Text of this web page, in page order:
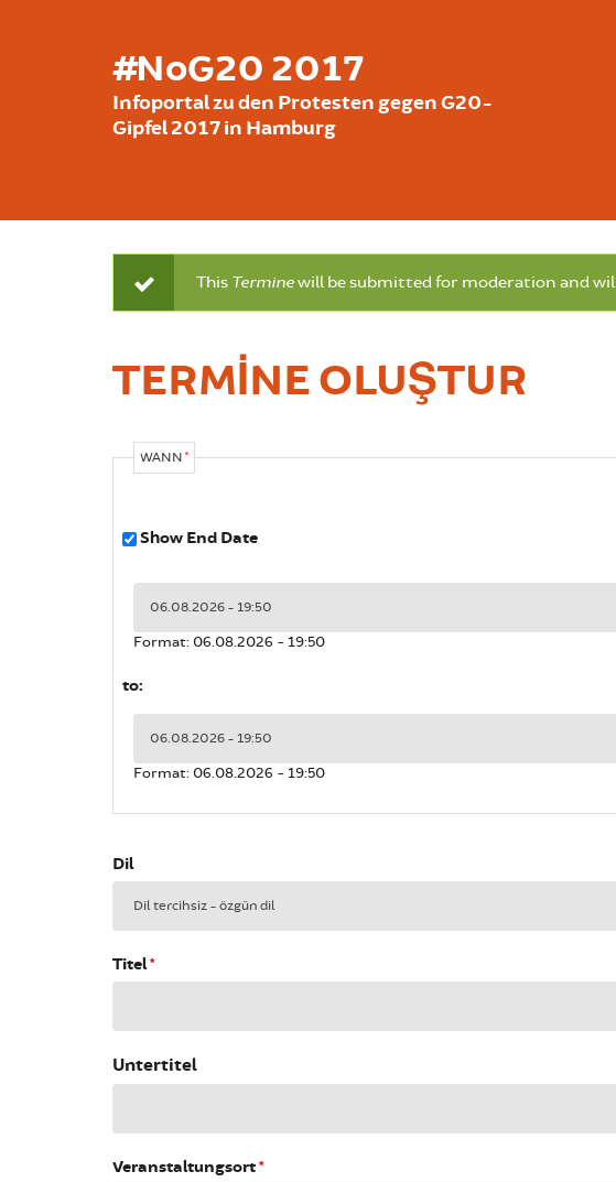
#NoG20 2017
Infoportal zu den Protesten gegen G20-
Gipfel 2017 in Hamburg
DURUM MESAJI
This Terminewill be submitted for moderation and
TERMINE OLUŞTUR
WANN *
Show End Date
Format: 06.08.2026 - 19:50
to:
Format: 06.08.2026 - 19:50
Dil
Titel*
Untertitel
Veranstaltungsort*